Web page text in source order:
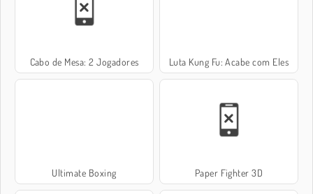
Cabo de Mesa: 2 Jogadores Luta Kung Fu: Acabe com Eles
Ultimate Boxing Paper Fighter 3D